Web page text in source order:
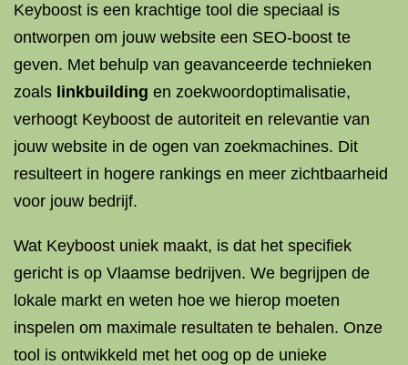
Keyboost is een krachtige tool die speciaal is
ontworpen om jouw website een SEO-boost te
geven. Met behulp van geavanceerde technieken
zoals linkbuilding en zoekwoordoptimalisatie,
verhoogt Keyboost de autoriteit en relevantie van
jouw website in de ogen van zoekmachines. Dit
resulteert in hogere rankings en meer zichtbaarheid
voor jouw bedrijf.
Wat Keyboost uniek maakt, is dat het specifiek
gericht is op Vlaamse bedrijven. We begrijpen de
lokale markt en weten hoe we hierop moeten
inspelen om maximale resultaten te behalen. Onze
tool is ontwikkeld met het oog op de unieke